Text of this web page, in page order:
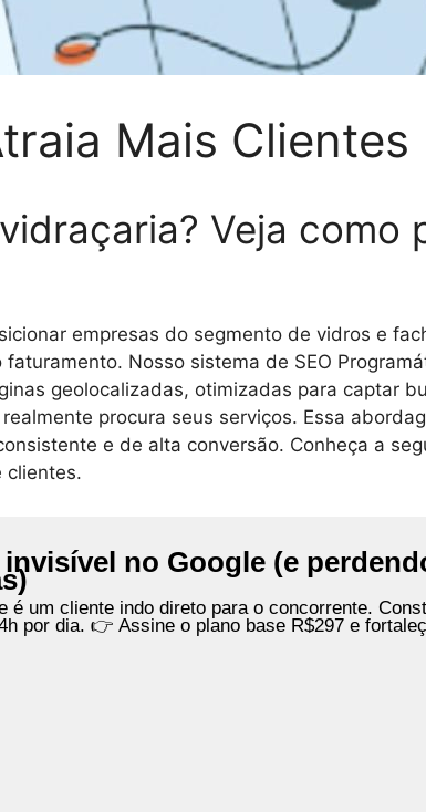
Mais Clientes
Veja como
empresas do segmento de vidros e
Nosso sistema de SEO
geolocalizadas, otimizadas para captar
procura seus serviços. Essa
e de alta conversão. Conheça a
clientes.
invisível no Google (e
é um cliente indo direto para o concorrente.
por dia. 👉 Assine o plano base R$297 e